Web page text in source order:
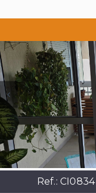
Ref.: CI0834